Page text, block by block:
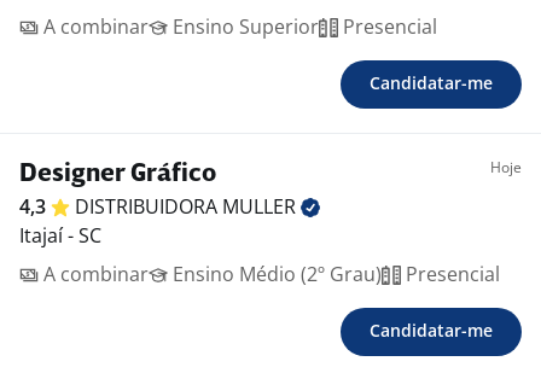
A combinar
Ensino Superior Presencial
Candidatar-me
Designer Gráfico Hoje
4,3 DISTRIBUIDORA MULLER
Itajaí - SC
A combinar
Ensino Médio (2º Grau) Presencial
Candidatar-me